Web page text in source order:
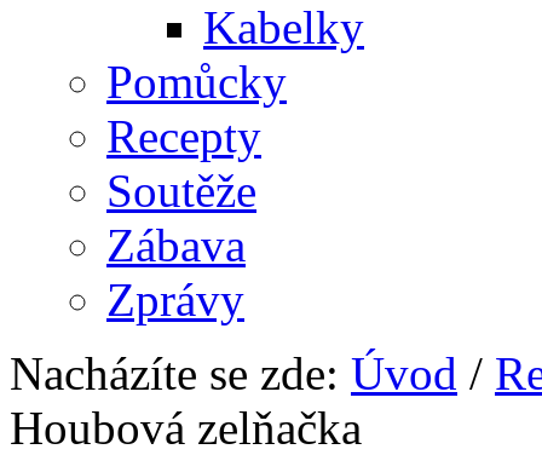
Kabelky
Pomůcky
Recepty
Soutěže
Zábava
Zprávy
Nacházíte se zde: Úvod /
Houbová zelňačka